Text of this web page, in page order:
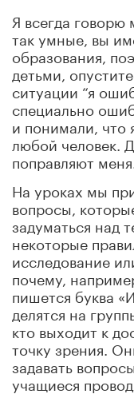
Я всегда
так умные, вы
образования,
детьми,
ситуации “я
специально
и понимали, что
любой человек.
поправляют меня.
На уроках мы
вопросы,
задуматься над
некоторые
исследование
почему,
пишется буква
делятся на
кто выходит к
точку зрения.
задавать
учащиеся